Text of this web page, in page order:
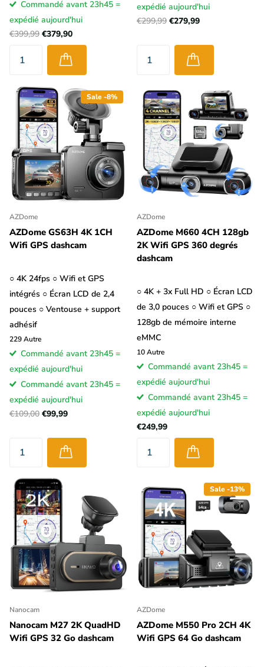
Commandé avant 23h45 =
expédié aujourd'hui
€399,99 €379,90
expédié aujourd'hui
€299,99 €279,99
Sale -8%
AZDome
AZDome GS63H 4K 1CH
Wifi GPS dashcam
○ 4K 24fps ○ Wifi et GPS
intégrés ○ Écran LCD de 2,4
pouces ○ Ventouse + support
adhésif
229Autre
Commandé avant 23h45 =
expédié aujourd'hui
Commandé avant 23h45 =
expédié aujourd'hui
€109,00 €99,99
AZDome
AZDome M660 4CH 128gb
2K Wifi GPS 360 degrés
dashcam
○ 4K + 3x Full HD ○ Écran LCD
de 3,0 pouces ○ Wifi et GPS ○
128gb de mémoire interne
eMMC
10Autre
Commandé avant 23h45 =
expédié aujourd'hui
Commandé avant 23h45 =
expédié aujourd'hui
€249,99
Nanocam
Nanocam M27 2K QuadHD
Wifi GPS 32 Go dashcam
Sale -13%
AZDome
AZDome M550 Pro 2CH 4K
Wifi GPS 64 Go dashcam